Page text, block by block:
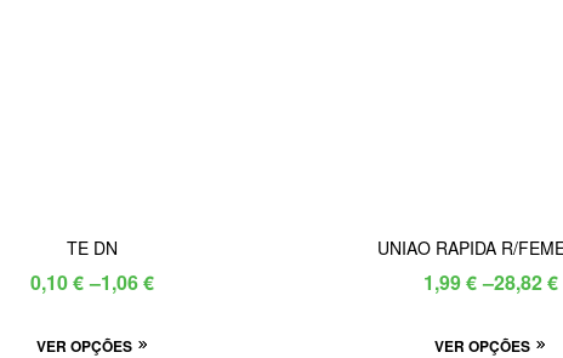
TE DN
0,10€ –1,06€
Price
0,10 €
VER OPÇÕES This
UNIAO RAPIDA R/
1,99€ –28,82€
Price
1,99 €
VER OPÇÕES